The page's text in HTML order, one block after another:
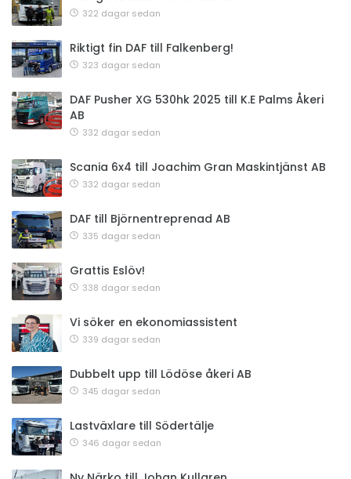
322 dagar sedan
Riktigt fin DAF till Falkenberg!
323 dagar sedan
DAF Pusher XG 530hk 2025 till K.E Palms Åkeri
AB
332 dagar sedan
Scania 6x4 till Joachim Gran Maskintjänst AB
332 dagar sedan
DAF till Björnentreprenad AB
335 dagar sedan
Grattis Eslöv!
338 dagar sedan
Vi söker en ekonomiassistent
339 dagar sedan
Dubbelt upp till Lödöse åkeri AB
345 dagar sedan
Lastväxlare till Södertälje
346 dagar sedan